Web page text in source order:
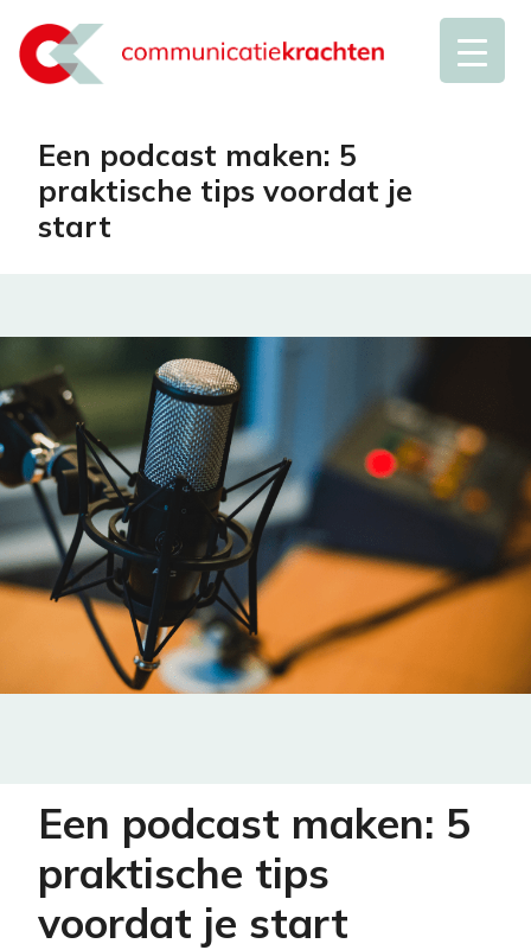
Een podcast maken: 5
praktische tips voordat je
start
Een podcast maken: 5
praktische tips
voordat je start